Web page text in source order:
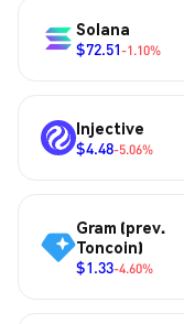
Solana
$72.51-1.10%
Injective
$4.48-5.06%
Gram (prev.
Toncoin)
$1.33-4.60%